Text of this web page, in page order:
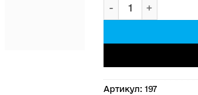
Артикул: 197